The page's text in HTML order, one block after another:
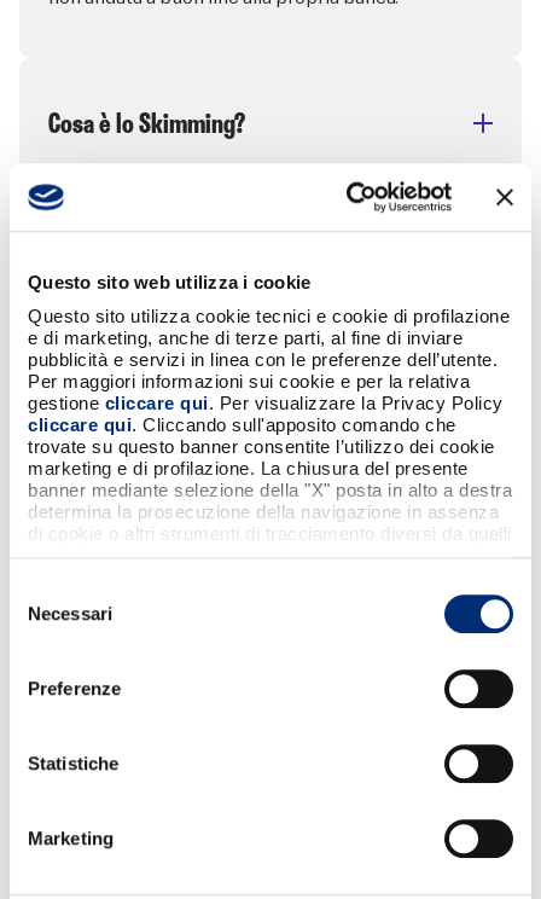
Questo sito web utilizza i cookie
Questo sito utilizza cookie tecnici e cookie di profilazione
e di marketing, anche di terze parti, al fine di inviare
pubblicità e servizi in linea con le preferenze dell’utente.
Per maggiori informazioni sui cookie e per la relativa
gestione cliccare qui. Per visualizzare la Privacy Policy
cliccare qui. Cliccando sull'apposito comando che
trovate su questo banner consentite l’utilizzo dei cookie
marketing e di profilazione. La chiusura del presente
banner mediante selezione della "X" posta in alto a destra
determina la prosecuzione della navigazione in assenza
di cookie o altri strumenti di tracciamento diversi da quelli
delNecessari
Preferenze
Statistiche
Marketing
Cosa è lo Skimming?
Lo Skimming è una tecnica fraudolenta in
magnetica. I criminali possono anche
utilizzare telecamere nascoste o tastiere
false per catturare il PIN. Tuttavia, questi
truffatori non possono replicare il chip,
quindi le transazioni effettuate con
tecnologia chip sono sicure.
Le Carte funzionano con il Chip
Banda?
Le carte funzionano con il chip anche se
è presente la banda magnetica.
del chip, e la sua presenza non